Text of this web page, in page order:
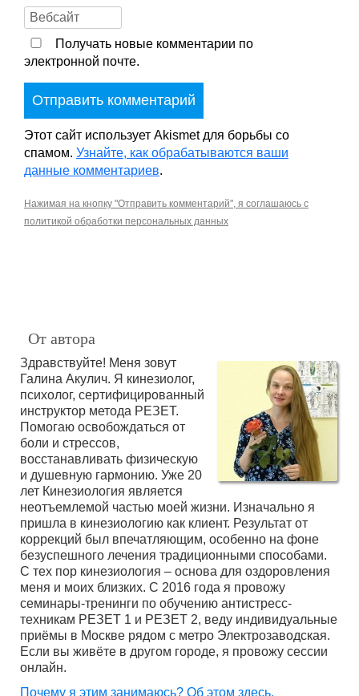
Получать новые комментарии по
электронной почте.
Этот сайт использует Akismet для борьбы со
спамом. Узнайте, как обрабатываются ваши
данные комментариев.
Нажимая на кнопку "Отправить комментарий", я соглашаюсь с
политикой обработки персональных данных
От автора
Здравствуйте! Меня зовут
Галина Акулич. Я кинезиолог,
психолог, сертифицированный
инструктор метода РЕЗЕТ.
Помогаю освобождаться от
боли и стрессов,
восстанавливать физическую
и душевную гармонию. Уже 20
лет Кинезиология является
неотъемлемой частью моей жизни. Изначально я
пришла в кинезиологию как клиент. Результат от
коррекций был впечатляющим, особенно на фоне
безуспешного лечения традиционными способами.
С тех пор кинезиология – основа для оздоровления
меня и моих близких. С 2016 года я провожу
семинары-тренинги по обучению антистресс-
техникам РЕЗЕТ 1 и РЕЗЕТ 2, веду индивидуальные
приёмы в Москве рядом с метро Электрозаводская.
Если вы живёте в другом городе, я провожу сессии
онлайн.
Почему я этим занимаюсь? Об этом здесь.